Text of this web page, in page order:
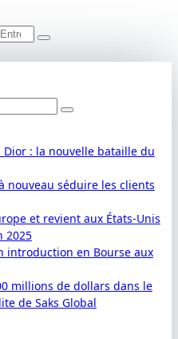
Dior : la nouvelle bataille du
nouveau séduire les clients
et revient aux États-Unis
2025
introduction en Bourse aux
millions de dollars dans le
de Saks Global